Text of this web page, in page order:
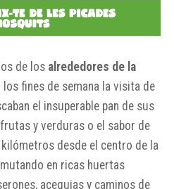
de los alrededores de la
los fines de semana la visita de
el insuperable pan de sus
y verduras o el sabor de
kilómetros desde el centro de la
en ricas huertas
acequias y caminos de